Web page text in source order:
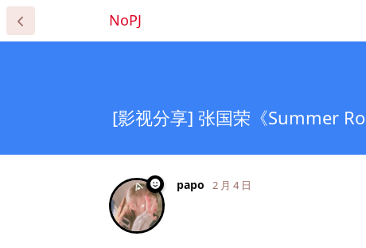
NoPJ
[影视分享] 张国荣《Summer
papo 2 月 4 日